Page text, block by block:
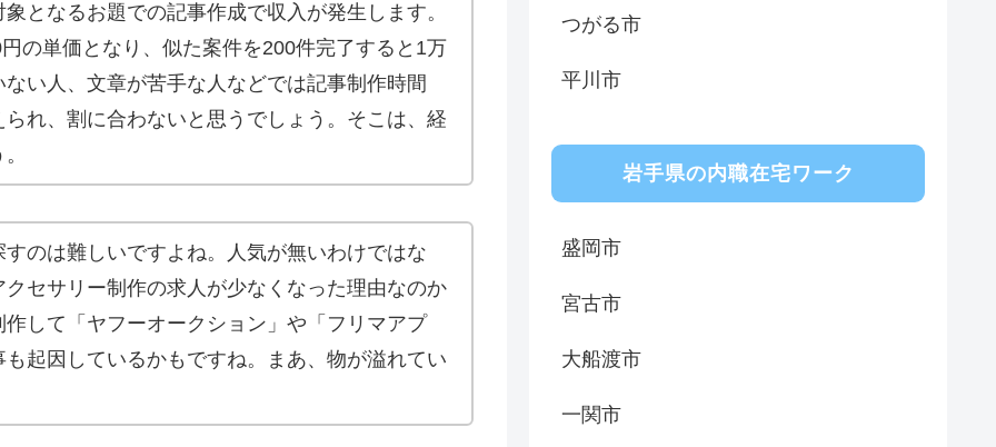
となるお題での記事作成で収入が発生します。
の単価となり、似た案件を200件完了すると1万
い人、文章が苦手な人などでは記事制作時間
れ、割に合わないと思うでしょう。そこは、経
のは難しいですよね。人気が無いわけではな
セサリー制作の求人が少なくなった理由なのか
して「ヤフーオークション」や「フリマアプ
起因しているかもですね。まあ、物が溢れてい
つがる市
平川市
岩手県の内職在宅ワーク
盛岡市
宮古市
大船渡市
一関市